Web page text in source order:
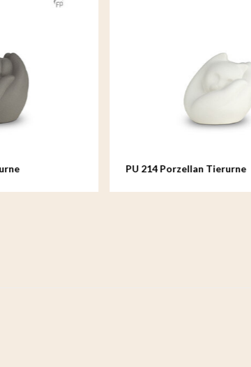
PU 214 Porzellan Tierurne